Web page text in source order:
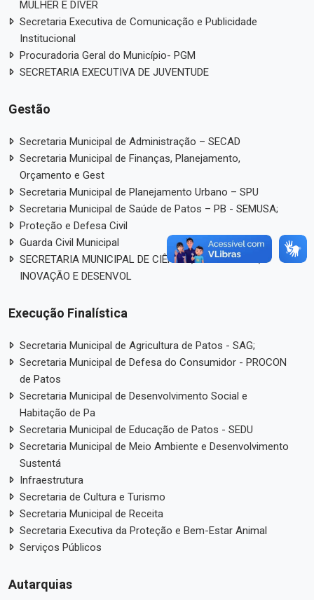
MULHER E DIVER
Secretaria Executiva de Comunicação e Publicidade
Institucional
Procuradoria Geral do Município- PGM
SECRETARIA EXECUTIVA DE JUVENTUDE
Gestão
Secretaria Municipal de Administração – SECAD
Secretaria Municipal de Finanças, Planejamento,
Orçamento e Gest
Secretaria Municipal de Planejamento Urbano – SPU
Secretaria Municipal de Saúde de Patos – PB - SEMUSA;
Proteção e Defesa Civil
Guarda Civil Municipal
SECRETARIA MUNICIPAL DE CIÊNCIA, TECNOLOGIA,
INOVAÇÃO E DESENVOL
Execução Finalística
Secretaria Municipal de Agricultura de Patos - SAG;
Secretaria Municipal de Defesa do Consumidor - PROCON
de Patos
Secretaria Municipal de Desenvolvimento Social e
Habitação de Pa
Secretaria Municipal de Educação de Patos - SEDU
Secretaria Municipal de Meio Ambiente e Desenvolvimento
Sustentá
Infraestrutura
Secretaria de Cultura e Turismo
Secretaria Municipal de Receita
Secretaria Executiva da Proteção e Bem-Estar Animal
Serviços Públicos
Autarquias